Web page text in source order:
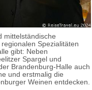
mittelständische
Spezialitäten
gibt: Neben
Spargel und
Brandenburg-Halle auch
und erstmalig die
Weinen entdecken.